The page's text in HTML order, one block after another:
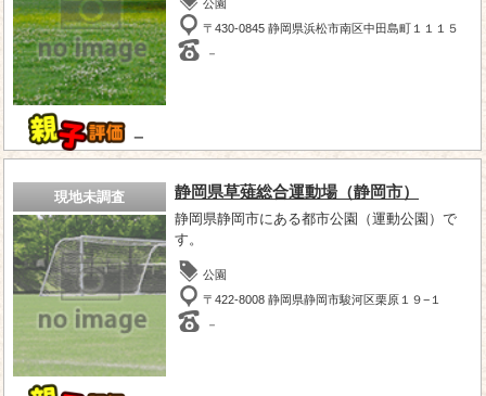
－
公園
〒430-0845 静岡県浜松市南区中田島町１１１５
－
現地未調査 静岡県草薙総合運動場（静岡市）
静岡県静岡市にある都市公園（運動公園）で
す。
公園
〒422-8008 静岡県静岡市駿河区栗原１９−１
－